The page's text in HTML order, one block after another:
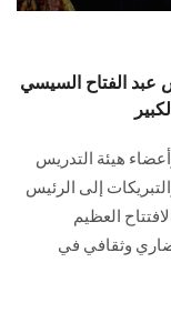
الفتاح السيسي
هيئة التدريس
إلى الرئيس
العظيم
وثقافي في